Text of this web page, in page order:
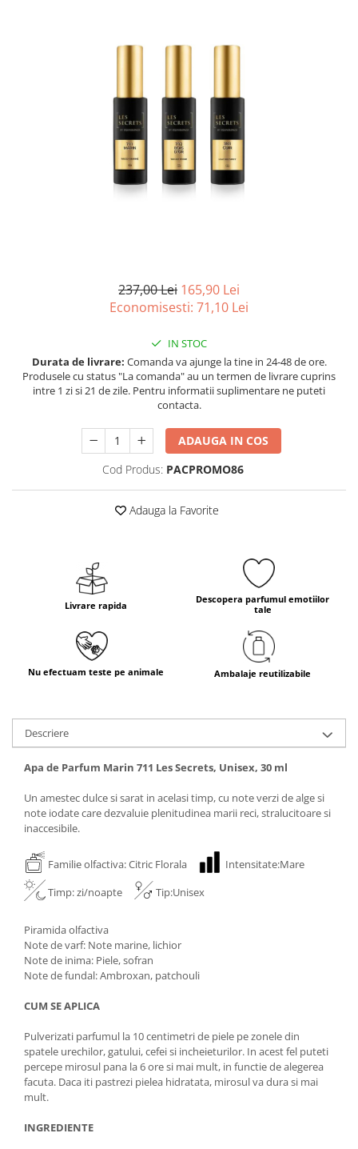
237,00 Lei 165,90 Lei
Economisesti: 71,10 Lei
IN STOC
Durata de livrare: Comanda va ajunge la tine in 24-48 de ore.
Produsele cu status "La comanda" au un termen de livrare cuprins
intre 1 zi si 21 de zile. Pentru informatii suplimentare ne puteti
contacta.
ADAUGA IN COS
Cod Produs: PACPROMO86
Adauga la Favorite
Livrare rapida
Descopera parfumul emotiilor
tale
Nu efectuam teste pe animale Ambalaje reutilizabile
Descriere
Apa de Parfum Marin 711 Les Secrets, Unisex, 30 ml
Un amestec dulce si sarat in acelasi timp, cu note verzi de alge si
note iodate care dezvaluie plenitudinea marii reci, stralucitoare si
inaccesibile.
Familie olfactiva: Citric Florala
Intensitate:Mare
Timp: zi/noapte
Tip:Unisex
Piramida olfactiva
Note de varf: Note marine, lichior
Note de inima: Piele, sofran
Note de fundal: Ambroxan, patchouli
CUM SE APLICA
Pulverizati parfumul la 10 centimetri de piele pe zonele din
spatele urechilor, gatului, cefei si incheieturilor. In acest fel puteti
percepe mirosul pana la 6 ore si mai mult, in functie de alegerea
facuta. Daca iti pastrezi pielea hidratata, mirosul va dura si mai
mult.
INGREDIENTE